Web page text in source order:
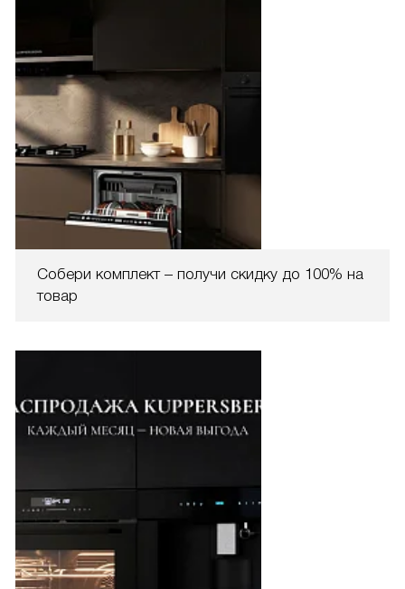
Собери комплект – получи скидку до 100% на
товар